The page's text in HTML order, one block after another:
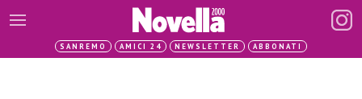
SANREMO AMICI 24 NEWSLETTER ABBONATI